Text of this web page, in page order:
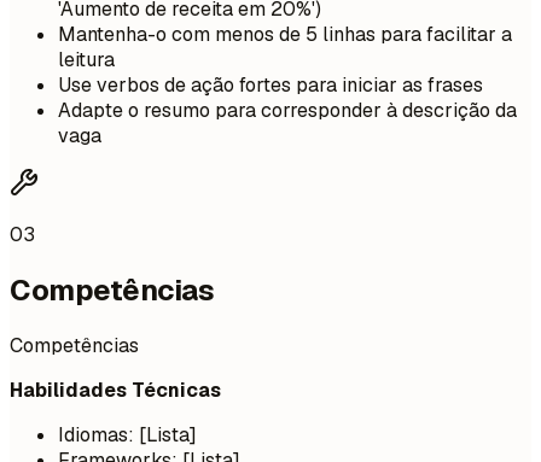
'Aumento de receita em 20%')
Mantenha-o com menos de 5 linhas para facilitar a
leitura
Use verbos de ação fortes para iniciar as frases
Adapte o resumo para corresponder à descrição da
vaga
03
Competências
Competências
Habilidades Técnicas
Idiomas: [Lista]